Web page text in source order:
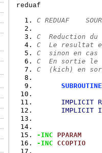
C REDUAF
C  Reduction du
C  Le resultat
C  sinon en cas
C  En sortie le
C  (kich) en
SUBROUTINE
IMPLICIT
IMPLICIT
-INC
PPARAM
-INC
CCOPTIO